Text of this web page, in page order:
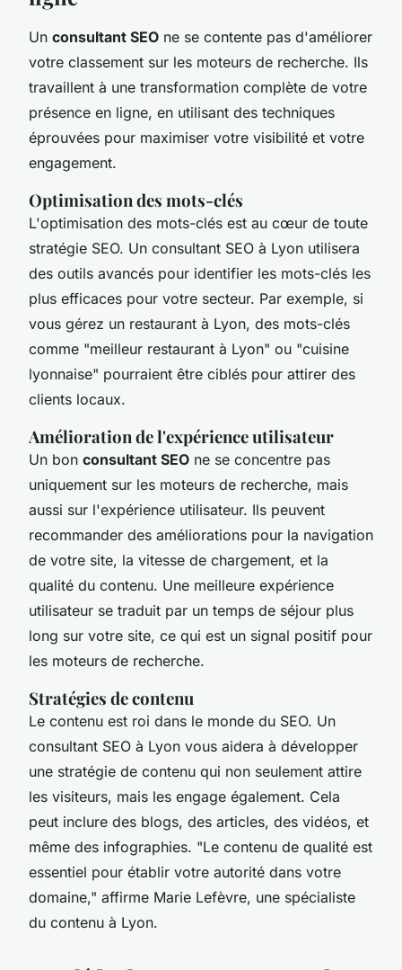
Un consultant SEO ne se contente pas d'améliorer
votre classement sur les moteurs de recherche. Ils
travaillent à une transformation complète de votre
présence en ligne, en utilisant des techniques
éprouvées pour maximiser votre visibilité et votre
engagement.
Optimisation des mots-clés
L'optimisation des mots-clés est au cœur de toute
stratégie SEO. Un consultant SEO à Lyon utilisera
des outils avancés pour identifier les mots-clés les
plus efficaces pour votre secteur. Par exemple, si
vous gérez un restaurant à Lyon, des mots-clés
comme "meilleur restaurant à Lyon" ou "cuisine
lyonnaise" pourraient être ciblés pour attirer des
clients locaux.
Amélioration de l'expérience utilisateur
Un bon consultant SEO ne se concentre pas
uniquement sur les moteurs de recherche, mais
aussi sur l'expérience utilisateur. Ils peuvent
recommander des améliorations pour la navigation
de votre site, la vitesse de chargement, et la
qualité du contenu. Une meilleure expérience
utilisateur se traduit par un temps de séjour plus
long sur votre site, ce qui est un signal positif pour
les moteurs de recherche.
Stratégies de contenu
Le contenu est roi dans le monde du SEO. Un
consultant SEO à Lyon vous aidera à développer
une stratégie de contenu qui non seulement attire
les visiteurs, mais les engage également. Cela
peut inclure des blogs, des articles, des vidéos, et
même des infographies. "Le contenu de qualité est
essentiel pour établir votre autorité dans votre
domaine," affirme Marie Lefèvre, une spécialiste
du contenu à Lyon.